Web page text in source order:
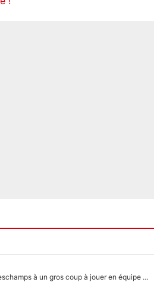
Un joueur snobé par Didier Deschamps à un gros coup à jouer en équipe de France : Zinedine Zidane a trouvé son numéro 9 ?